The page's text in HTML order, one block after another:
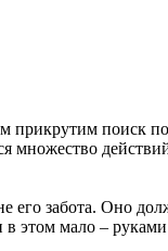
прикрутим поиск
его забота. Оно
этом мало –